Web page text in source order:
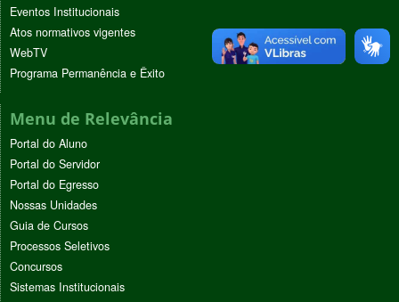
Eventos Institucionais
Atos normativos vigentes
WebTV
Programa Permanência e Êxito
Menu de Relevância
Portal do Aluno
Portal do Servidor
Portal do Egresso
Nossas Unidades
Guia de Cursos
Processos Seletivos
Concursos
Sistemas Institucionais